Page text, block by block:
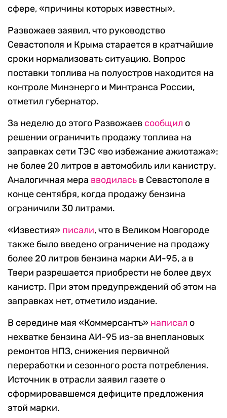
сфере, «причины которых известны».
Развожаев заявил, что руководство
Севастополя и Крыма старается в кратчайшие
сроки нормализовать ситуацию. Вопрос
поставки топлива на полуостров находится на
контроле Минэнерго и Минтранса России,
отметил губернатор.
За неделю до этого Развожаев сообщил о
решении ограничить продажу топлива на
заправках сети ТЭС «во избежание ажиотажа»:
не более 20 литров в автомобиль или канистру.
Аналогичная мера вводилась в Севастополе в
конце сентября, когда продажу бензина
ограничили 30 литрами.
«Известия» писали, что в Великом Новгороде
также было введено ограничение на продажу
более 20 литров бензина марки АИ-95, а в
Твери разрешается приобрести не более двух
канистр. При этом предупреждений об этом на
заправках нет, отметило издание.
В середине мая «Коммерсантъ» написал о
нехватке бензина АИ-95 из-за внеплановых
ремонтов НПЗ, снижения первичной
переработки и сезонного роста потребления.
Источник в отрасли заявил газете о
сформировавшемся дефиците предложения
этой марки.